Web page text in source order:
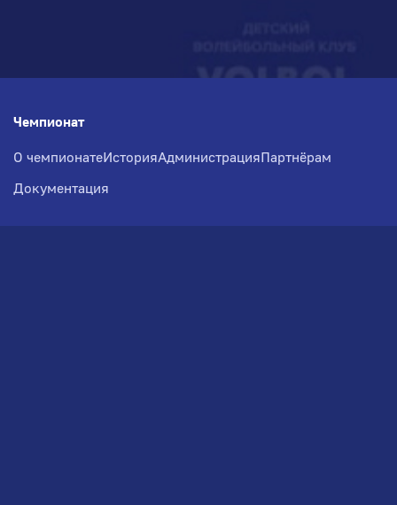
Чемпионат
О чемпионатеИсторияАдминистрацияПартнёрам
Документация
Медиа